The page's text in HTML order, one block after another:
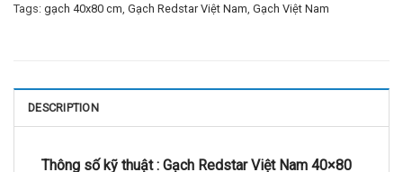
Tags: gạch 40x80 cm Gạch Redstar Việt Nam Gạch Việt Nam
DESCRIPTION
Thông số kỹ thuật : Gạch Redstar Việt Nam 40×80